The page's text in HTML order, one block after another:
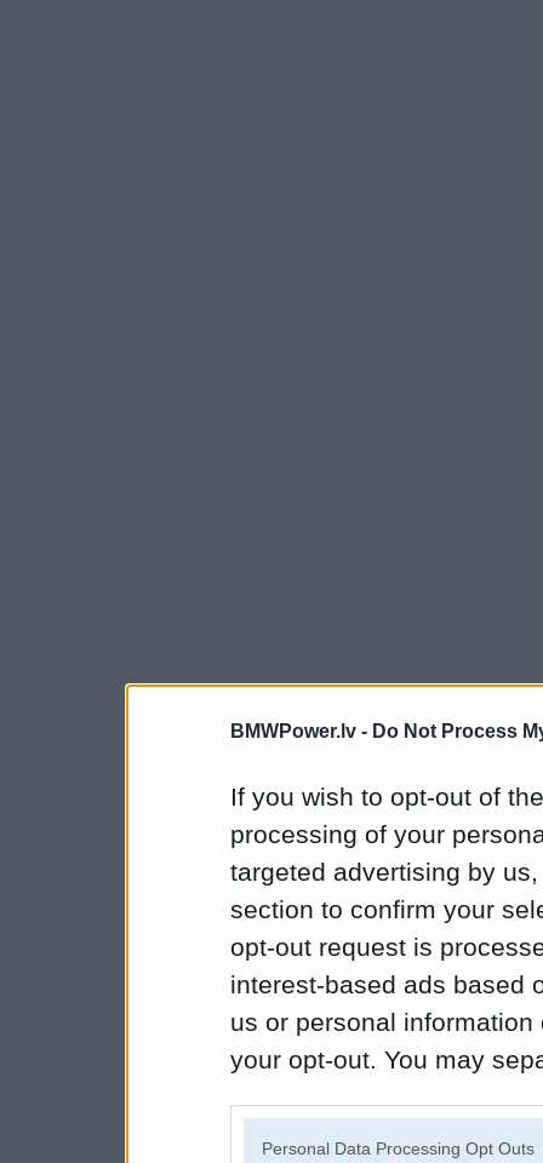
BMWPower.lv - Do Not Process
If you wish to opt-out of
processing of your
targeted advertising by
section to confirm your
opt-out request is
interest-based ads based
us or personal
your opt-out. You may
Personal Data Processing Opt Outs